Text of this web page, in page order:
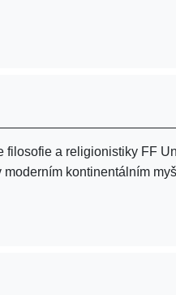
filosofie a religionistiky FF
moderním kontinentálním